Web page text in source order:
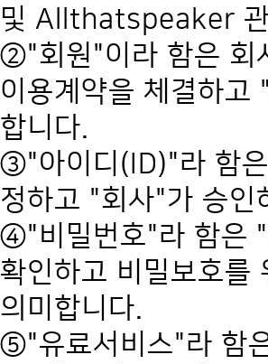
및 Allthatspeaker 관
②"회원"이라 함은 회
이용계약을 체결하고
합니다.
③"아이디(ID)"라 함
정하고 "회사"가 승인
④"비밀번호"라 함은
확인하고 비밀보호를
의미합니다.
⑤"유료서비스"라 함